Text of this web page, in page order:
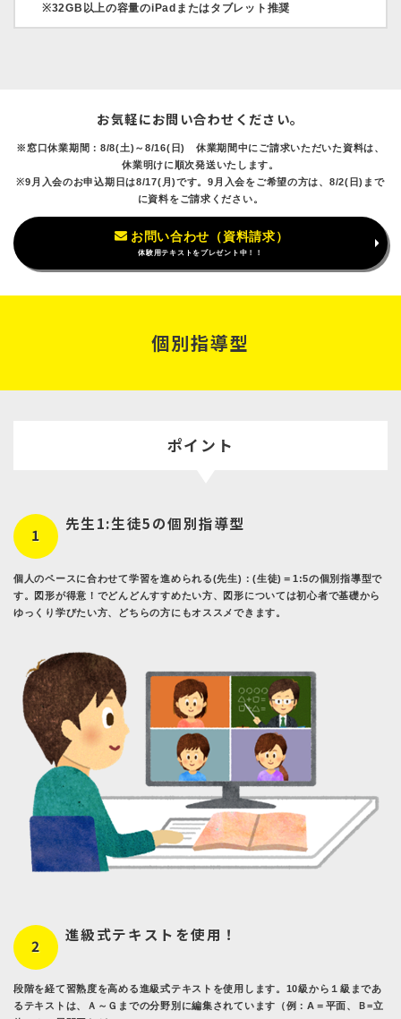
※32GB以上の容量のiPadまたはタブレット推奨
お気軽にお問い合わせください。
※窓口休業期間：8/8(土)～8/16(日) 休業期間中にご請求いただいた資料は、
休業明けに順次発送いたします。
※9月入会のお申込期日は8/17(月)です。9月入会をご希望の方は、8/2(日)まで
に資料をご請求ください。
お問い合わせ（資料請求）
体験用テキストをプレゼント中！！
個別指導型
ポイント
1
先生1:生徒5の個別指導型
個人のペースに合わせて学習を進められる(先生)：(生徒)＝1:5の個別指導型で
す。図形が得意！でどんどんすすめたい方、図形については初心者で基礎から
ゆっくり学びたい方、どちらの方にもオススメできます。
2
進級式テキストを使用！
段階を経て習熟度を高める進級式テキストを使用します。10級から１級まであ
るテキストは、Ａ～Ｇまでの分野別に編集されています（例：A＝平面、Ｂ=立